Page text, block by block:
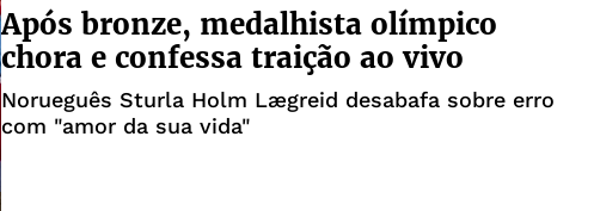
Após bronze, medalhista olímpico
chora e confessa traição ao vivo
Norueguês Sturla Holm Lægreid desabafa sobre erro
com "amor da sua vida"